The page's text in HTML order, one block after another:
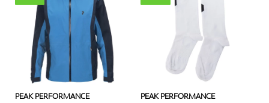
PEAK PERFORMANCE PEAK PERFORMANCE